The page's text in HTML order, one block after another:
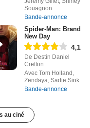
Souagnon
Bande-annonce
Spider-Man: Brand
New Day
4,1
De Destin Daniel
Cretton
Avec Tom Holland,
Zendaya, Sadie Sink
Bande-annonce
au ciné